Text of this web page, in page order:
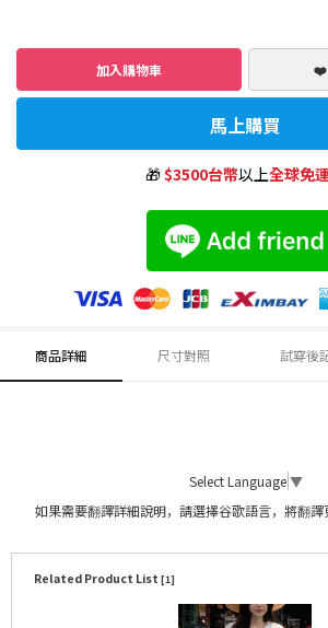
加入購物車 ❤️
馬上購買
🎁$3500台幣以上全球免
商品詳細 尺寸對照 試穿後
Select Language ▼
如果需要翻譯詳細說明，請選擇谷歌語言，將翻譯
Related Product List [1]